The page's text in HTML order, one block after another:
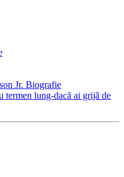
Jr. Biografie
termen lung-dacă ai grijă de